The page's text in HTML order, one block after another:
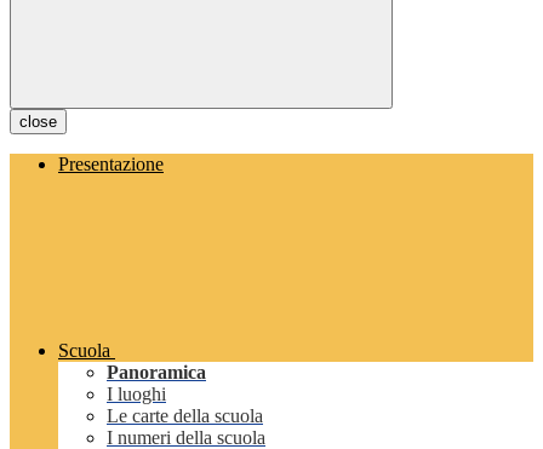
close
Presentazione
Scuola
Panoramica
I luoghi
Le carte della scuola
I numeri della scuola